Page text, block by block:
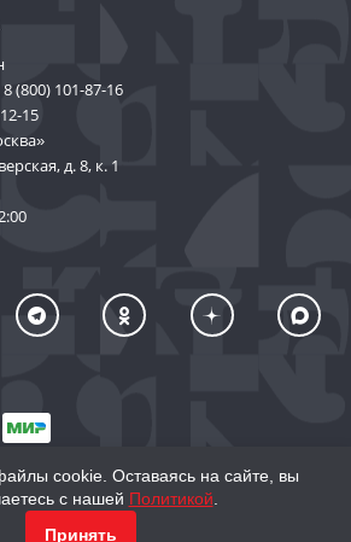
8 (800) 101-87-16
15
д. 8, к. 1
Дом Книги «МОСКВА»
cookie. Оставаясь на сайте, вы
с нашей Политикой
Принять